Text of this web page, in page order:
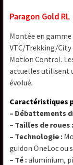
Paragon Gold RL
Montée en
VTC/Trekking/
Motion Control.
actuelles utilisent
évolué.
Caractéristiques
– Débattements
– Tailles de roues :
– Technologie :
guidon OneLoc ou
– Té :aluminium,